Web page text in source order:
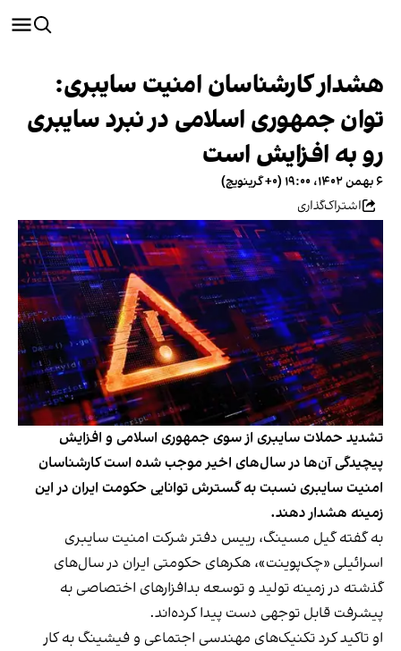
هشدار کارشناسان امنیت سایبری:
توان جمهوری اسلامی در نبرد سایبری
رو به افزایش است
۶ بهمن ۱۴۰۲، ۱۹:۰۰ (‎+۰ گرینویچ)
اشتراک‌گذاری
تشدید حملات سایبری از سوی جمهوری اسلامی و افزایش
پیچیدگی آن‌ها در سال‌های اخیر موجب شده است کارشناسان
امنیت سایبری نسبت به گسترش توانایی حکومت ایران در این
زمینه هشدار دهند.
به گفته گیل مسینگ، رییس دفتر شرکت امنیت سایبری
اسرائیلی «چک‌پوینت»، هکرهای حکومتی ایران در سال‌های
گذشته در زمینه تولید و توسعه بدافزارهای اختصاصی به
پیشرفت قابل توجهی دست پیدا کرده‌اند.
او تاکید کردتکنیک‌های مهندسی اجتماعی و فیشینگ به کار